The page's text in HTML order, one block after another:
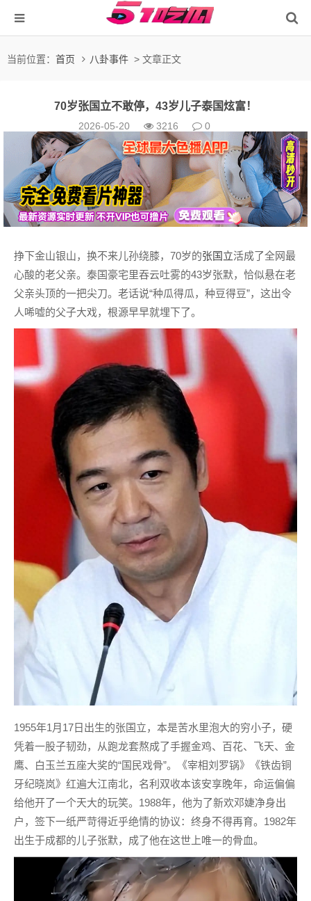
当前位置： 首页 八卦事件 > 文章正文
70岁张国立不敢停，43岁儿子泰国炫富！
2026-05-20 3216 0
挣下金山银山，换不来儿孙绕膝，70岁的张国立活成了全网最
心酸的老父亲。泰国豪宅里吞云吐雾的43岁张默，恰似悬在老
父亲头顶的一把尖刀。老话说“种瓜得瓜，种豆得豆”，这出令
人唏嘘的父子大戏，根源早早就埋下了。
1955年1月17日出生的张国立，本是苦水里泡大的穷小子，硬
凭着一股子韧劲，从跑龙套熬成了手握金鸡、百花、飞天、金
鹰、白玉兰五座大奖的“国民戏骨”。《宰相刘罗锅》《铁齿铜
牙纪晓岚》红遍大江南北，名利双收本该安享晚年，命运偏偏
给他开了一个天大的玩笑。1988年，他为了新欢邓婕净身出
户，签下一纸严苛得近乎绝情的协议：终身不得再育。1982年
出生于成都的儿子张默，成了他在这世上唯一的骨血。